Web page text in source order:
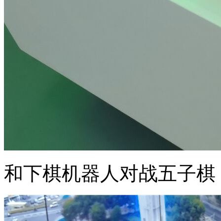
和下棋机器人对战五子棋